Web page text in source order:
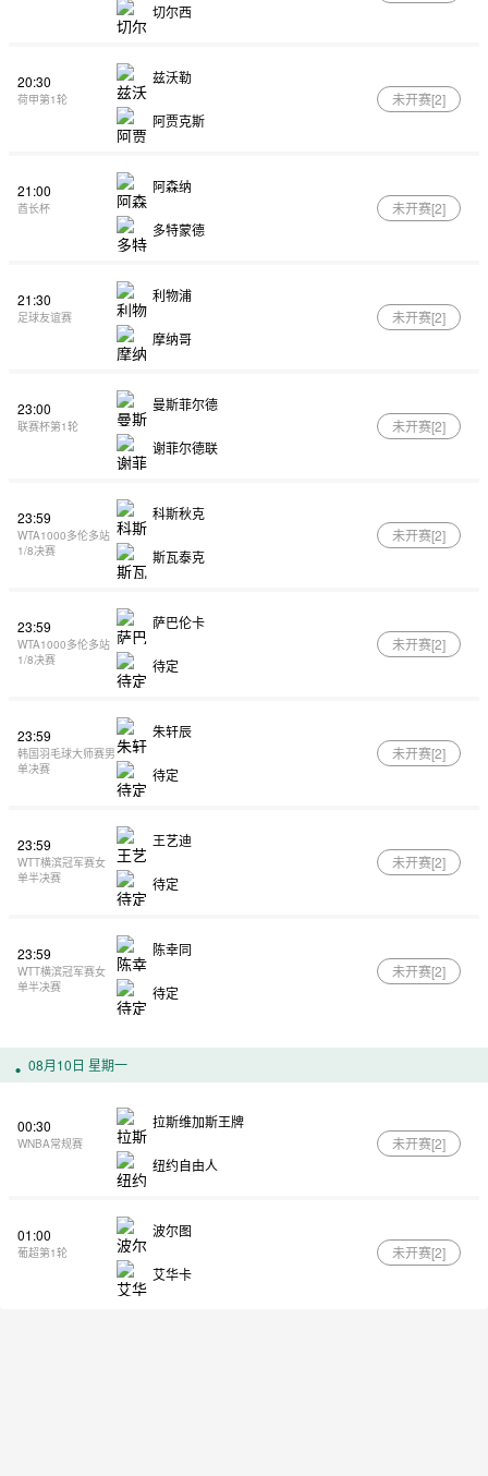
切尔西
20:30
荷甲第1轮
兹沃勒
阿贾克斯
未开赛[2]
21:00
酋长杯
阿森纳
多特蒙德
未开赛[2]
21:30
足球友谊赛
利物浦
摩纳哥
未开赛[2]
23:00
联赛杯第1轮
曼斯菲尔德
谢菲尔德联
未开赛[2]
23:59
WTA1000多伦多站
1/8决赛
科斯秋克
斯瓦泰克
未开赛[2]
23:59
WTA1000多伦多站
1/8决赛
萨巴伦卡
待定
未开赛[2]
23:59
韩国羽毛球大师赛男
单决赛
朱轩辰
待定
未开赛[2]
23:59
WTT横滨冠军赛女
单半决赛
王艺迪
待定
未开赛[2]
23:59
WTT横滨冠军赛女
单半决赛
陈幸同
待定
未开赛[2]
08月10日 星期一
00:30
WNBA常规赛
拉斯维加斯王牌
纽约自由人
未开赛[2]
01:00
葡超第1轮
波尔图
艾华卡
未开赛[2]